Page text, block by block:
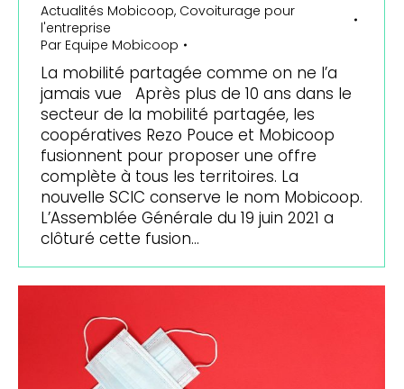
Actualités Mobicoop, Covoiturage pour
l'entreprise
Par Equipe Mobicoop
La mobilité partagée comme on ne l’a
jamais vue Après plus de 10 ans dans le
secteur de la mobilité partagée, les
coopératives Rezo Pouce et Mobicoop
fusionnent pour proposer une offre
complète à tous les territoires. La
nouvelle SCIC conserve le nom Mobicoop.
L’Assemblée Générale du 19 juin 2021 a
clôturé cette fusion…